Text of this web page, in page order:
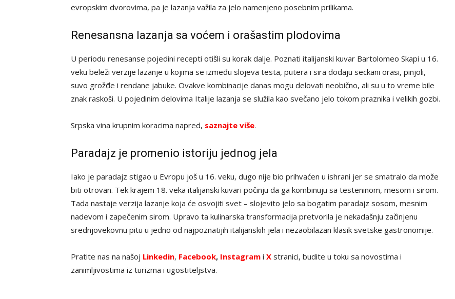
evropskim dvorovima, pa je lazanja važila za jelo namenjeno posebnim prilikama.
Renesansna lazanja sa voćem i orašastim plodovima
U periodu renesanse pojedini recepti otišli su korak dalje. Poznati italijanski kuvar Bartolomeo Skapi u 16.
veku beleži verzije lazanje u kojima se između slojeva testa, putera i sira dodaju seckani orasi, pinjoli,
suvo grožđe i rendane jabuke. Ovakve kombinacije danas mogu delovati neobično, ali su u to vreme bile
znak raskoši. U pojedinim delovima Italije lazanja se služila kao svečano jelo tokom praznika i velikih gozbi.
Srpska vina krupnim koracima napred, saznajte više.
Paradajz je promenio istoriju jednog jela
Iako je paradajz stigao u Evropu još u 16. veku, dugo nije bio prihvaćen u ishrani jer se smatralo da može
biti otrovan. Tek krajem 18. veka italijanski kuvari počinju da ga kombinuju sa testeninom, mesom i sirom.
Tada nastaje verzija lazanje koja će osvojiti svet – slojevito jelo sa bogatim paradajz sosom, mesnim
nadevom i zapečenim sirom. Upravo ta kulinarska transformacija pretvorila je nekadašnju začinjenu
srednjovekovnu pitu u jedno od najpoznatijih italijanskih jela i nezaobilazan klasik svetske gastronomije.
Pratite nas na našoj Linkedin, Facebook, Instagram i X stranici, budite u toku sa novostima i
zanimljivostima iz turizma i ugostiteljstva.